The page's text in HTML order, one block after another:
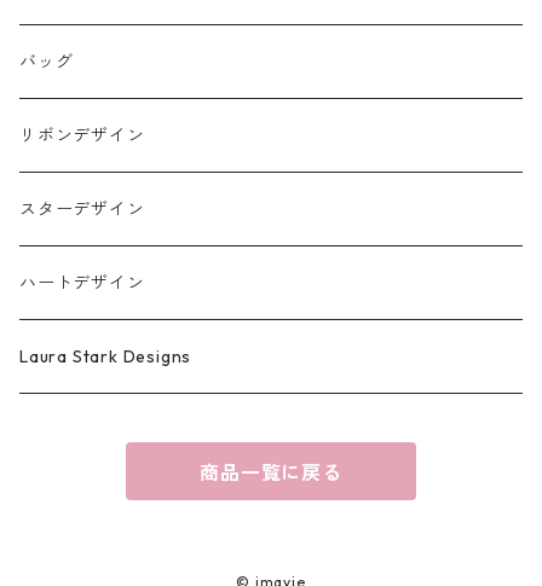
iPhone17シリーズ対応
バッグ
リボンデザイン
スターデザイン
ハートデザイン
Laura Stark Designs
商品一覧に戻る
© jmavie